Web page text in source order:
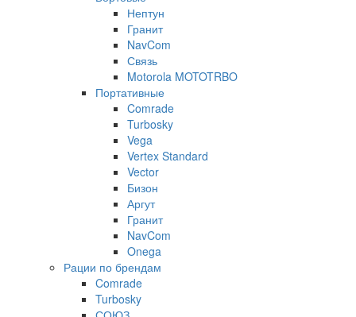
Нептун
Гранит
NavCom
Связь
Motorola MOTOTRBO
Портативные
Comrade
Turbosky
Vega
Vertex Standard
Vector
Бизон
Аргут
Гранит
NavCom
Onega
Рации по брендам
Comrade
Turbosky